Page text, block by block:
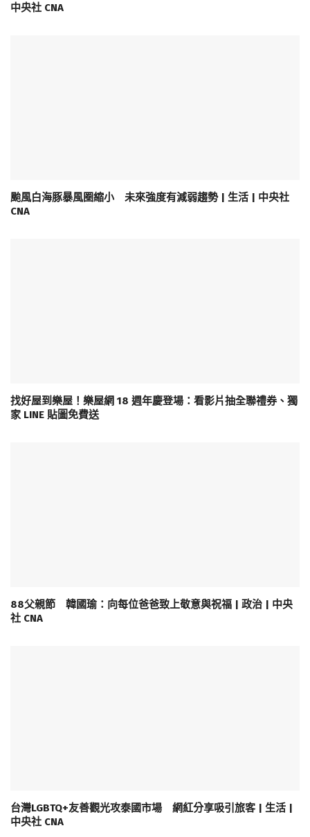
中央社 CNA
颱風白海豚暴風圈縮小 未來強度有減弱趨勢 | 生活 | 中央社
CNA
找好屋到樂屋！樂屋網 18 週年慶登場：看影片抽全聯禮券、獨
家 LINE 貼圖免費送
88父親節 韓國瑜：向每位爸爸致上敬意與祝福 | 政治 | 中央
社 CNA
台灣LGBTQ+友善觀光攻泰國市場 網紅分享吸引旅客 | 生活 |
中央社 CNA